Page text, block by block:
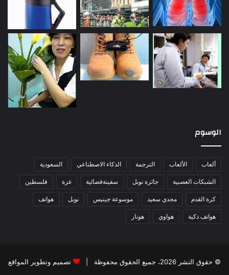
الوسوم
ألعاب الألعاب الترجمة الذكاء الاصطناعي السعودية
الشبكات العصبية جائزة نوبل سفينةفضائية غزة فلسطين
كرة القدم مجدي سعيد موسوعة جينيس نوبل هواتف
هواتف ذكية هواوي هونار
© حقوق النشر 2026، جميع الحقوق محفوظة |
تصميم وتطوير المواقع